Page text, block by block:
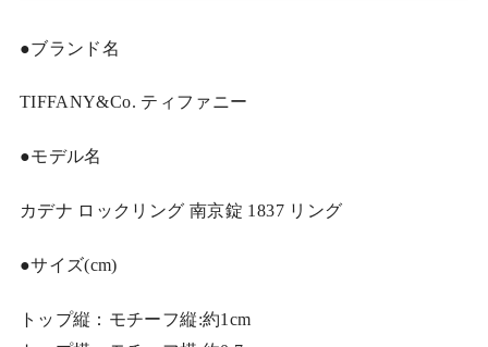
●ブランド名
TIFFANY&Co. ティファニー
●モデル名
カデナ ロックリング 南京錠 1837 リング
●サイズ(cm)
トップ縦：モチーフ縦:約1cm